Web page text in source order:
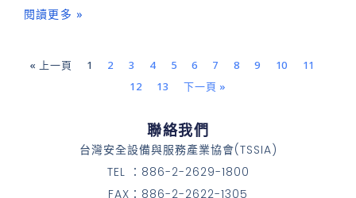
閱讀更多 »
« 上一頁 1 2 3 4 5 6 7 8 9 10
11
12
13 下一頁 »
聯絡我們
台灣安全設備與服務產業協會(TSSIA)
TEL ：886-2-2629-1800
FAX：886-2-2622-1305